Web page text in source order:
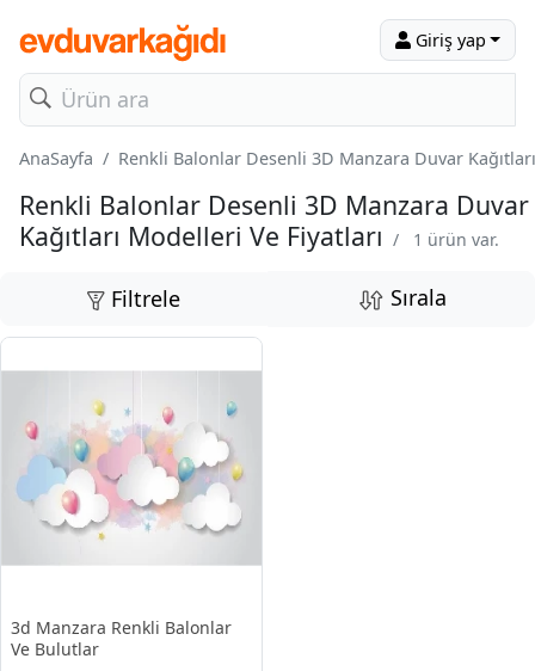
Giriş yap
AnaSayfa Renkli Balonlar Desenli 3D Manzara Duvar
Renkli Balonlar Desenli 3D Manzara Duvar
Kağıtları Modelleri Ve Fiyatları / 1 ürün var.
Filtrele Sırala
3d Manzara Renkli Balonlar
Ve Bulutlar